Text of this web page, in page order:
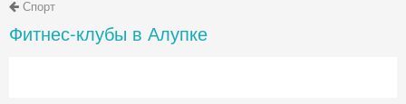
Спорт
Фитнес-клубы в Алупке